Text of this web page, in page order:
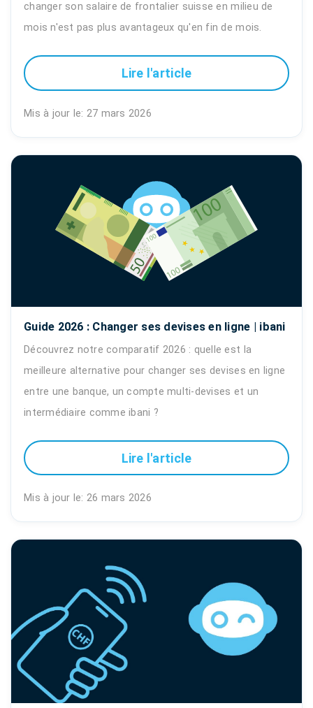
changer son salaire de frontalier suisse en milieu de
mois n'est pas plus avantageux qu'en fin de mois.
Lire l'article
Mis à jour le: 27 mars 2026
Guide 2026 : Changer ses devises en ligne | ibani
Découvrez notre comparatif 2026 : quelle est la
meilleure alternative pour changer ses devises en ligne
entre une banque, un compte multi-devises et un
intermédiaire comme ibani ?
Lire l'article
Mis à jour le: 26 mars 2026